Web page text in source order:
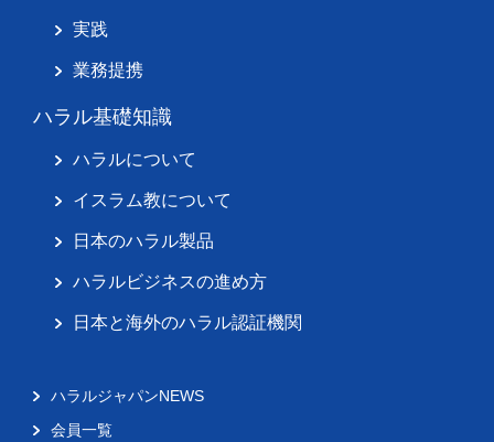
実践
業務提携
ハラル基礎知識
ハラルについて
イスラム教について
日本のハラル製品
ハラルビジネスの進め方
日本と海外のハラル認証機関
ハラルジャパンNEWS
会員一覧